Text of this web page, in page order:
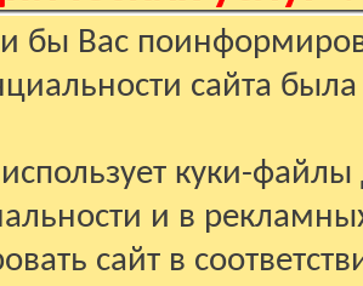
бы Вас
сайта
куки-файлы
и в
сайт в